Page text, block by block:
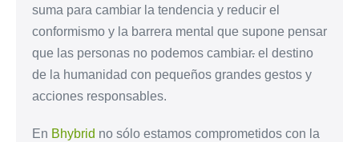
suma para cambiar la tendencia y reducir el
conformismo y la barrera mental que supone pensar
que las personas no podemos cambiar. el destino
de la humanidad con pequeños grandes gestos y
acciones responsables.
En Bhybrid no sólo estamos comprometidos con la